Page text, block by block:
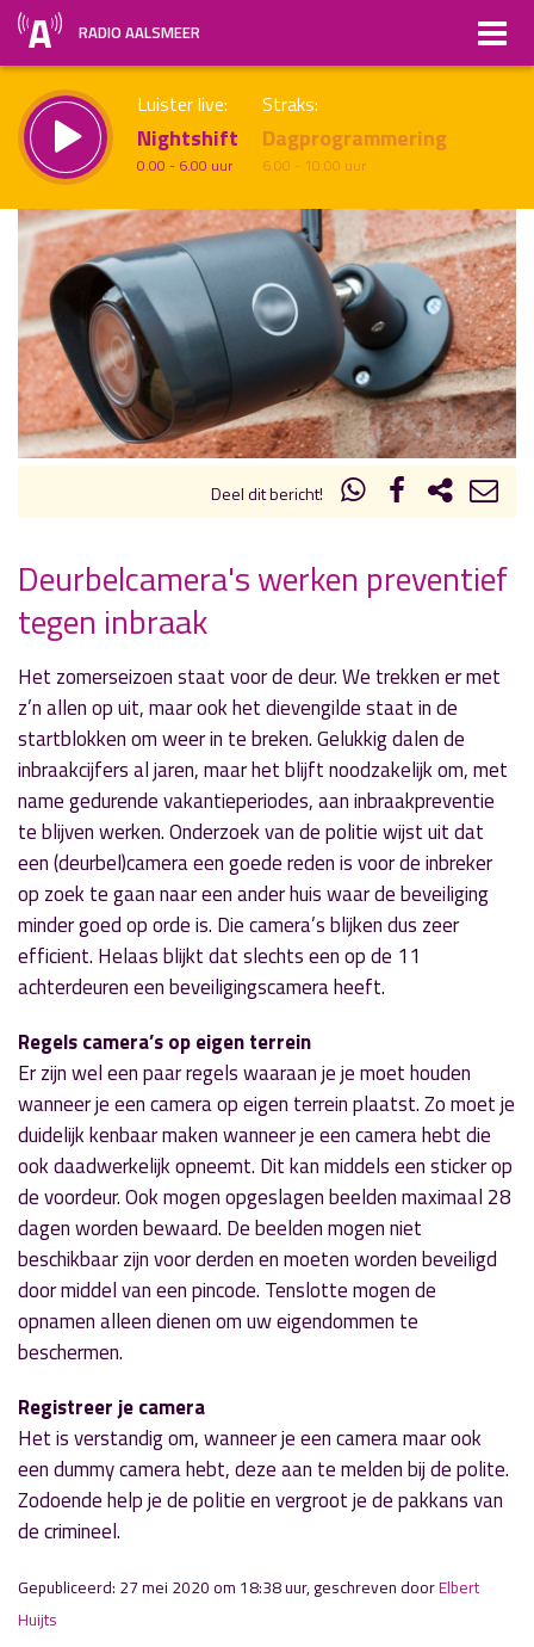
RADIO AALSMEER
Luister live:
Nightshift
0.00 - 6.00 uur
Straks:
Dagprogrammering
6.00 - 10.00 uur
Vorig uur uur 1 van x Volgend uur
Inklappen
Deel dit bericht!
« Vorig nieuwsbericht
Column Truus Oudendijk: "Kaartclub"
27 mei 2020
» Volgend nieuwsbericht
Een sociale huurwoning zoeken verandert
27 mei 2020
Deurbelcamera's werken preventief
tegen inbraak
Het zomerseizoen staat voor de deur. We trekken er met
z’n allen op uit, maar ook het dievengilde staat in de
startblokken om weer in te breken. Gelukkig dalen de
inbraakcijfers al jaren, maar het blijft noodzakelijk om, met
name gedurende vakantieperiodes, aan inbraakpreventie
te blijven werken. Onderzoek van de politie wijst uit dat
een (deurbel)camera een goede reden is voor de inbreker
op zoek te gaan naar een ander huis waar de beveiliging
minder goed op orde is. Die camera’s blijken dus zeer
efficient. Helaas blijkt dat slechts een op de 11
achterdeuren een beveiligingscamera heeft.
Regels camera’s op eigen terrein
Er zijn wel een paar regels waaraan je je moet houden
wanneer je een camera op eigen terrein plaatst. Zo moet je
duidelijk kenbaar maken wanneer je een camera hebt die
ook daadwerkelijk opneemt. Dit kan middels een sticker op
de voordeur. Ook mogen opgeslagen beelden maximaal 28
dagen worden bewaard. De beelden mogen niet
beschikbaar zijn voor derden en moeten worden beveiligd
door middel van een pincode. Tenslotte mogen de
opnamen alleen dienen om uw eigendommen te
beschermen.
Registreer je camera
Het is verstandig om, wanneer je een camera maar ook
een dummy camera hebt, deze aan te melden bij de polite.
Zodoende help je de politie en vergroot je de pakkans van
de crimineel.
Gepubliceerd: 27 mei 2020 om 18:38 uur, geschreven doorElbert
Huijts